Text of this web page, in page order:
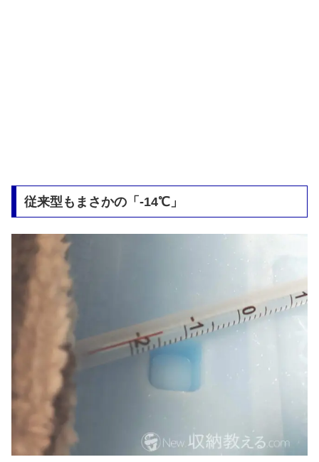
従来型もまさかの「-14℃」